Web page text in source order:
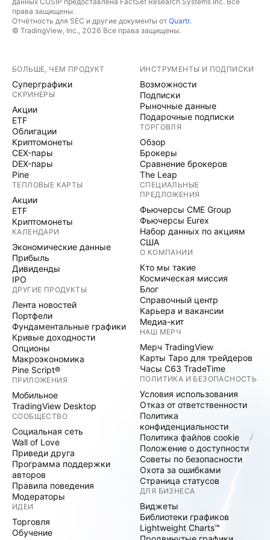
права защищены.
Отчётность для SEC и другие документы от Quartr.
© TradingView, Inc., 2026 Все права защищены.
БОЛЬШЕ, ЧЕМ ПРОДУКТ
Суперграфики
СКРИНЕРЫ
Акции
ETF
Облигации
Криптомонеты
CEX-пары
DEX-пары
Pine
ТЕПЛОВЫЕ КАРТЫ
Акции
ETF
Криптомонеты
КАЛЕНДАРИ
Экономические данные
Прибыль
Дивиденды
IPO
ДРУГИЕ ПРОДУКТЫ
Лента новостей
Портфели
Фундаментальные графики
Кривые доходности
Опционы
Макроэкономика
Pine Script®
ПРИЛОЖЕНИЯ
Мобильное
TradingView Desktop
СООБЩЕСТВО
Социальная сеть
Wall of Love
Приведи друга
Программа поддержки
авторов
Правила поведения
Модераторы
ИДЕИ
Торговля
Обучение
ИНСТРУМЕНТЫ И ПОДПИСКИ
Возможности
Подписки
Рыночные данные
Подарочные подписки
ТОРГОВЛЯ
Обзор
Брокеры
Сравнение брокеров
The Leap
СПЕЦИАЛЬНЫЕ
ПРЕДЛОЖЕНИЯ
Фьючерсы CME Group
Фьючерсы Eurex
Набор данных по акциям
США
О КОМПАНИИ
Кто мы такие
Космическая миссия
Блог
Справочный центр
Карьера и вакансии
Медиа-кит
НАШ МЕРЧ
Мерч TradingView
Карты Таро для трейдеров
Часы C63 TradeTime
ПОЛИТИКА И БЕЗОПАСНОСТЬ
Условия использования
Отказ от ответственности
Политика
конфиденциальности
Политика файлов cookie
Положение о доступности
Советы по безопасности
Охота за ошибками
Страница статусов
ДЛЯ БИЗНЕСА
Виджеты
Библиотеки графиков
Lightweight Charts™